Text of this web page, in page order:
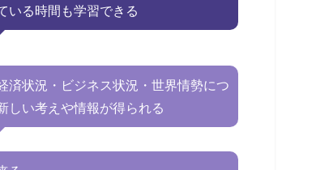
いる時間も学習できる
済状況・ビジネス状況・世界情勢につ
しい考えや情報が得られる